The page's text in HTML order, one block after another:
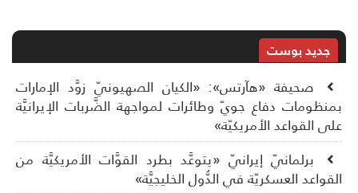
جديد بوست
صحيفة «هآرتس»: «الكيان الصهيونيّ زوَّد الإمارات
دفاع جويّ وطائرات لمواجهة الضَّربات الإيرانيَّة
القواعد الأمريكيّة»
برلمانيّ إيرانيّ «يتوعَّد بطرد القوَّات الأمريكيَّة من
العسكريّة في الدُّول الخليجيَّة»